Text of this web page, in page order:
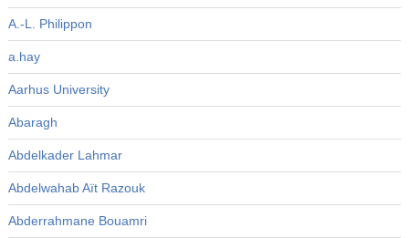
A.-L. Philippon
a.hay
Aarhus University
Abaragh
Abdelkader Lahmar
Abdelwahab Aït Razouk
Abderrahmane Bouamri